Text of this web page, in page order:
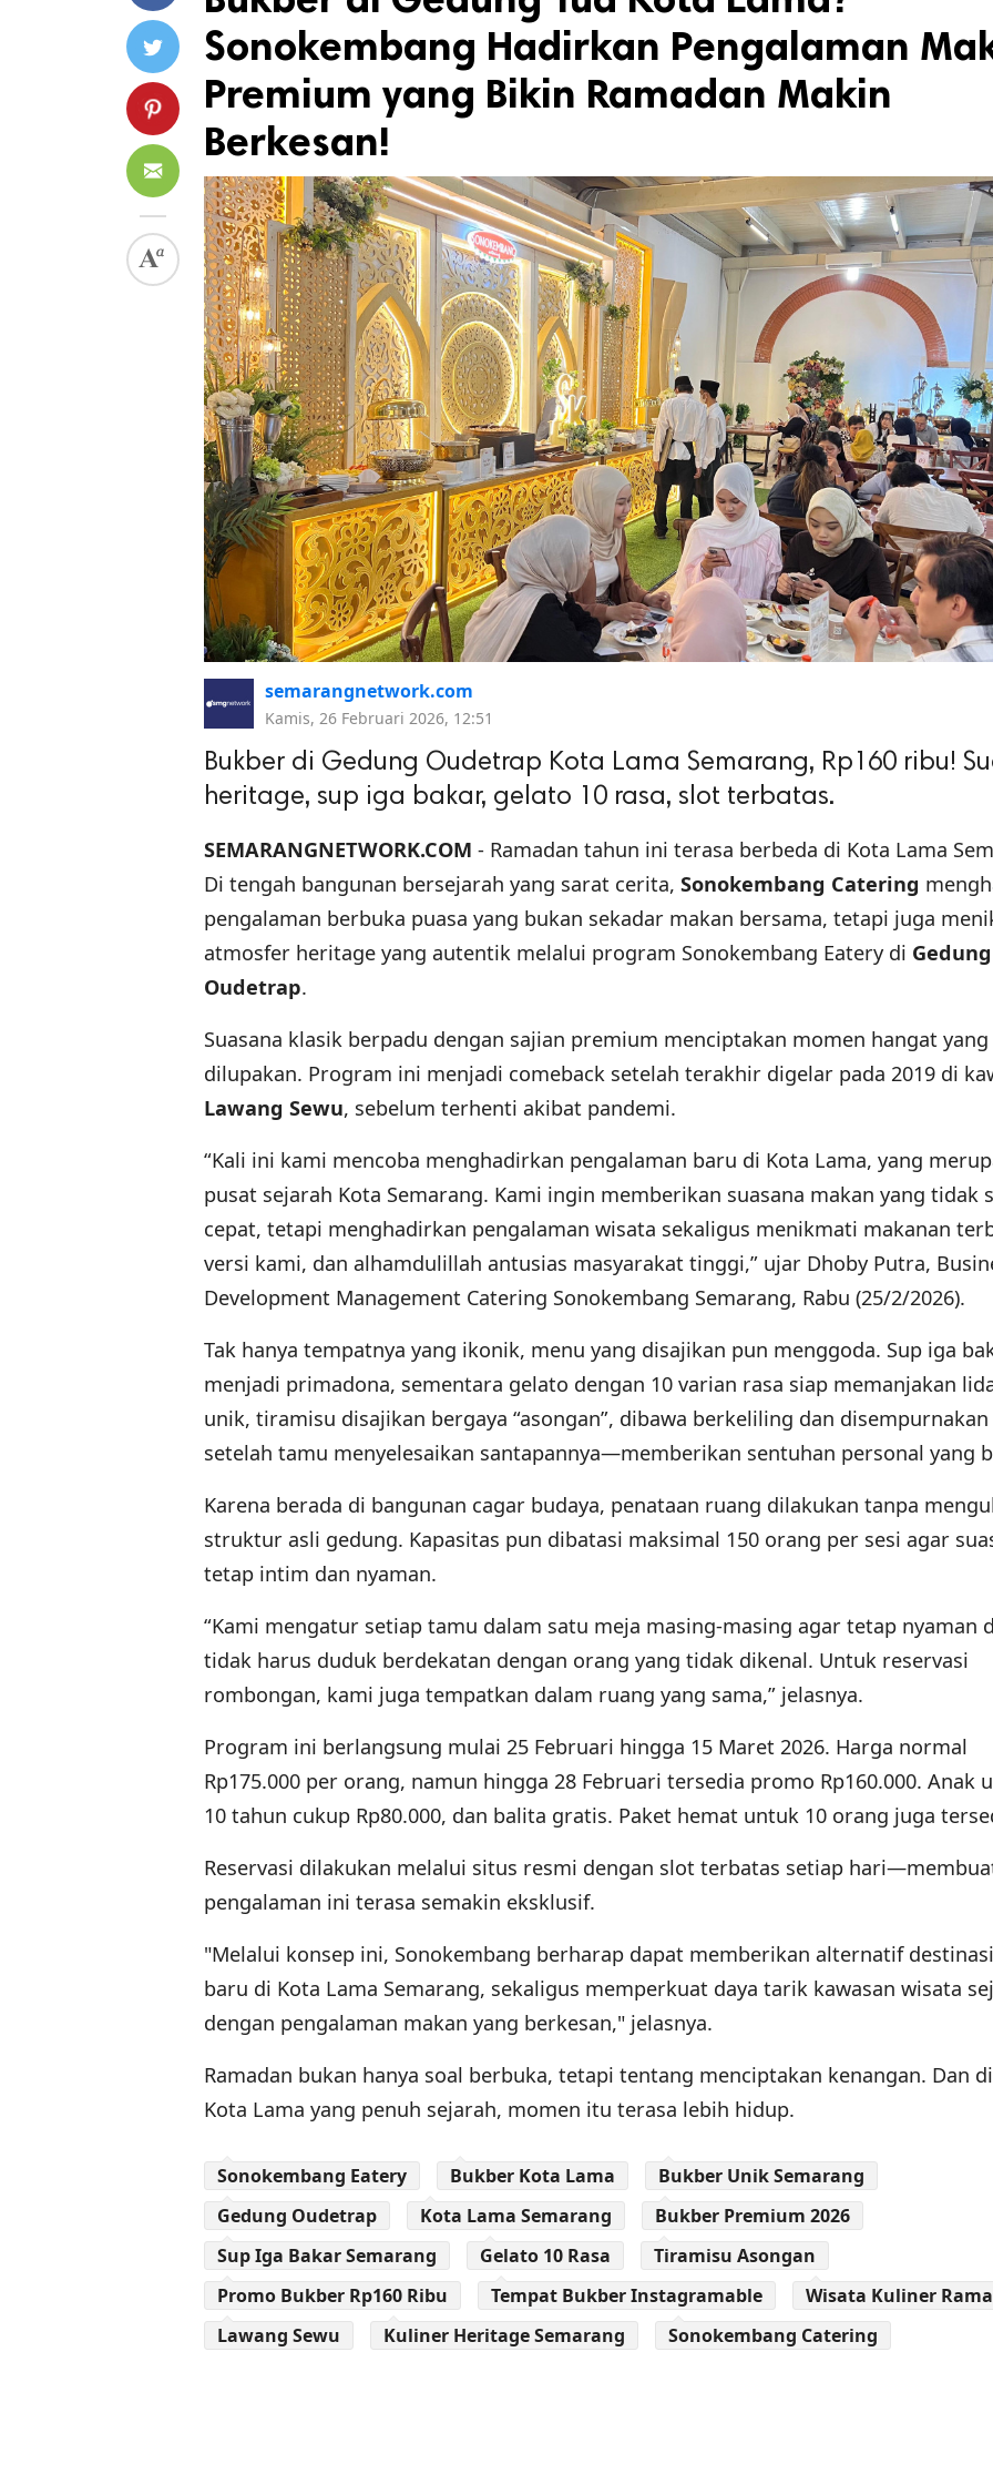
Sonokembang Hadirkan Pengalaman
Premium yang Bikin Ramadan Makin
Berkesan!
semarangnetwork.com
Kamis, 26 Februari 2026, 12:51
Bukber di Gedung Oudetrap Kota Lama Semarang, Rp160 ribu!
heritage, sup iga bakar, gelato 10 rasa, slot terbatas.
SEMARANGNETWORK.COM - Ramadan tahun ini terasa berbeda di Kota Lama
Di tengah bangunan bersejarah yang sarat cerita, Sonokembang Catering
pengalaman berbuka puasa yang bukan sekadar makan bersama, tetapi juga
atmosfer heritage yang autentik melalui program Sonokembang Eatery di Gedung
Oudetrap.
Suasana klasik berpadu dengan sajian premium menciptakan momen hangat
dilupakan. Program ini menjadi comeback setelah terakhir digelar pada 2019 di
Lawang Sewu, sebelum terhenti akibat pandemi.
“Kali ini kami mencoba menghadirkan pengalaman baru di Kota Lama, yang
pusat sejarah Kota Semarang. Kami ingin memberikan suasana makan yang tidak
cepat, tetapi menghadirkan pengalaman wisata sekaligus menikmati makanan
versi kami, dan alhamdulillah antusias masyarakat tinggi,” ujar Dhoby Putra,
Development Management Catering Sonokembang Semarang, Rabu (25/2/2026).
Tak hanya tempatnya yang ikonik, menu yang disajikan pun menggoda. Sup iga
menjadi primadona, sementara gelato dengan 10 varian rasa siap memanjakan
unik, tiramisu disajikan bergaya “asongan”, dibawa berkeliling dan
setelah tamu menyelesaikan santapannya—memberikan sentuhan personal yang
Karena berada di bangunan cagar budaya, penataan ruang dilakukan tanpa
struktur asli gedung. Kapasitas pun dibatasi maksimal 150 orang per sesi agar
tetap intim dan nyaman.
“Kami mengatur setiap tamu dalam satu meja masing-masing agar tetap nyaman
tidak harus duduk berdekatan dengan orang yang tidak dikenal. Untuk reservasi
rombongan, kami juga tempatkan dalam ruang yang sama,” jelasnya.
Program ini berlangsung mulai 25 Februari hingga 15 Maret 2026. Harga normal
Rp175.000 per orang, namun hingga 28 Februari tersedia promo Rp160.000. Anak
10 tahun cukup Rp80.000, dan balita gratis. Paket hemat untuk 10 orang juga
Reservasi dilakukan melalui situs resmi dengan slot terbatas setiap
pengalaman ini terasa semakin eksklusif.
"Melalui konsep ini, Sonokembang berharap dapat memberikan alternatif
baru di Kota Lama Semarang, sekaligus memperkuat daya tarik kawasan wisata
dengan pengalaman makan yang berkesan," jelasnya.
Ramadan bukan hanya soal berbuka, tetapi tentang menciptakan kenangan. Dan
Kota Lama yang penuh sejarah, momen itu terasa lebih hidup.
Sonokembang Eatery Bukber Kota Lama
Bukber Unik Semarang
Gedung Oudetrap
Kota Lama Semarang
Bukber Premium 2026
Sup Iga Bakar Semarang
Gelato 10 Rasa
Tiramisu Asongan
Promo Bukber Rp160 Ribu
Tempat Bukber Instagramable
Wisata Kuliner
Lawang Sewu
Kuliner Heritage Semarang Sonokembang Catering